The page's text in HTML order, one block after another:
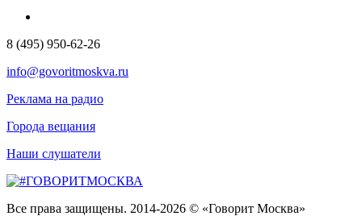
8 (495) 950-62-26
info@govoritmoskva.ru
Реклама на радио
Города вещания
Наши слушатели
Все права защищены. 2014-2026 © «Говорит Москва»